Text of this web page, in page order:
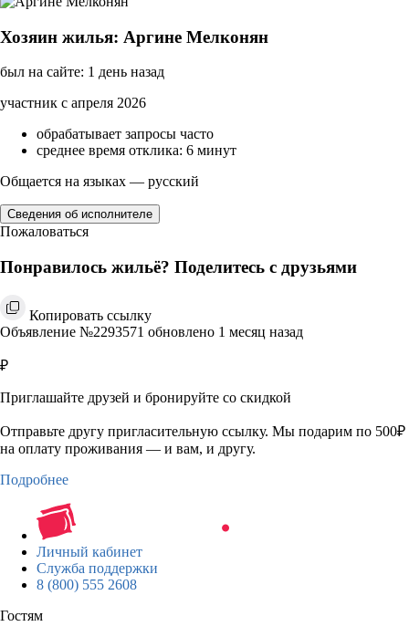
Хозяин жилья: Аргине Мелконян
был на сайте: 1 день назад
участник с апреля 2026
обрабатывает запросы часто
среднее время отклика: 6 минут
Общается на языках — русский
Сведения об исполнителе
Пожаловаться
Понравилось жильё? Поделитесь с друзьями
Копировать ссылку
Объявление №2293571 обновлено 1 месяц назад
₽
Приглашайте друзей и бронируйте со скидкой
Отправьте другу пригласительную ссылку. Мы подарим по 500₽
на оплату проживания — и вам, и другу.
Подробнее
Личный кабинет
Служба поддержки
8 (800) 555 2608
Гостям